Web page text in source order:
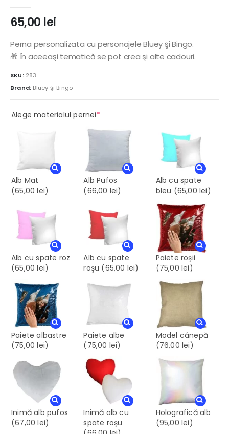
65,00 lei
Perna personalizata cu personajele Bluey şi Bingo.
🎁 În aceeaşi tematică se pot crea şi alte cadouri.
SKU: 283
Brand: Bluey şi Bingo
Alege materialul pernei*(required)
Alb Mat
(65,00 lei)
Alb Pufos
(66,00 lei)
Alb cu spate
bleu (65,00 lei)
Alb cu spate roz
(65,00 lei)
Alb cu spate
roşu (65,00 lei)
Paiete roşii
(75,00 lei)
Paiete albastre
(75,00 lei)
Paiete albe
(75,00 lei)
Model cânepă
(76,00 lei)
Inimă alb pufos
(67,00 lei)
Inimă alb cu
spate roşu
Holografică alb
(95,00 lei)